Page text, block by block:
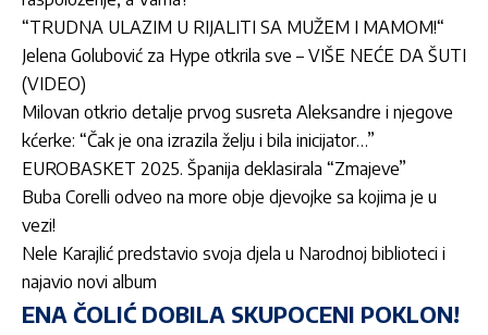
“TRUDNA ULAZIM U RIJALITI SA MUŽEM I MAMOM!“
Jelena Golubović za Hype otkrila sve – VIŠE NEĆE DA ŠUTI
(VIDEO)
Milovan otkrio detalje prvog susreta Aleksandre i njegove
kćerke: “Čak je ona izrazila želju i bila inicijator…”
EUROBASKET 2025. Španija deklasirala “Zmajeve”
Buba Corelli odveo na more obje djevojke sa kojima je u
vezi!
Nele Karajlić predstavio svoja djela u Narodnoj biblioteci i
najavio novi album
ENA ČOLIĆ DOBILA SKUPOCENI POKLON!